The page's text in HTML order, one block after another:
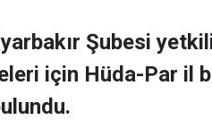
Şubesi
için Hüda-Par il